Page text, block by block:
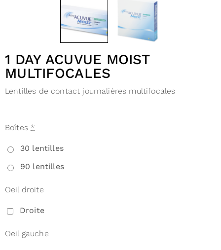
1 DAY ACUVUE MOIST
MULTIFOCALES
Lentilles de contact journalières multifocales
Boîtes *
30 lentilles
90 lentilles
Oeil droite
Droite
Oeil gauche